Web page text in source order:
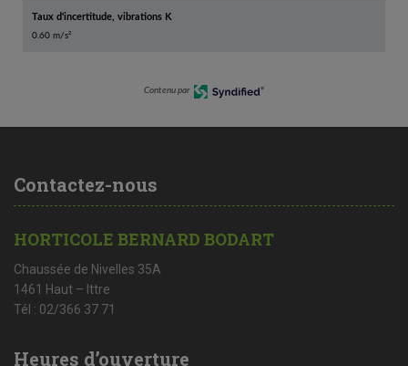
Taux d'incertitude, vibrations K
0.60 m/s²
Contenu par
Contactez-nous
HORTICOLE BERNARD BODART
Chaussée de Nivelles 35A
1461 Haut – Ittre
Tél : 02/366 37 71
Heures d’ouverture